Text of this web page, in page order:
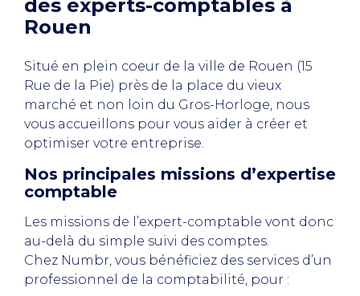
des experts-comptables à
Rouen
Situé en plein coeur de la ville de Rouen (15
Rue de la Pie) près de la place du vieux
marché et non loin du Gros-Horloge, nous
vous accueillons pour vous aider à créer et
optimiser votre entreprise.
Nos principales missions d’expertise
comptable
Les missions de l’expert-comptable vont donc
au-delà du simple suivi des comptes.
Chez Numbr, vous bénéficiez des services d’un
professionnel de la comptabilité, pour :